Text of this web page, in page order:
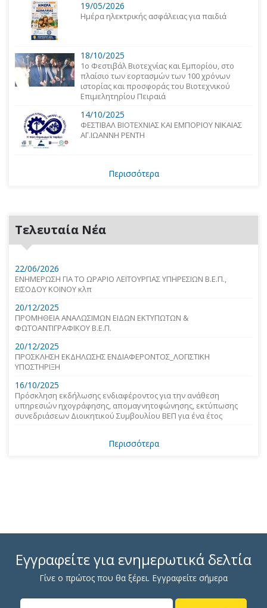
19/05/2026
Ημέρα ηλεκτρικής ασφάλειας για παιδιά
18/10/2025
1o Φεστιβάλ Βιοτεχνίας και Εμπορίου, στο
πλαίσιο των εορτασμών των 100 χρόνων
ιστορίας και προσφοράς του Βιοτεχνικού
Επιμελητηρίου Πειραιά
14/10/2025
ΦΕΣΤΙΒΑΛ ΒΙΟΤΕΧΝΙΑΣ ΚΑΙ ΕΜΠΟΡΙΟΥ ΝΙΚΑΙΑΣ
ΑΓ.ΙΩΑΝΝΗ ΡΕΝΤΗ
Περισσότερα
Τελευταία Νέα
22/06/2026
ΕΝΗΜΕΡΩΣΗ ΓΙΑ ΤΟ ΩΡΑΡΙΟ ΛΕΙΤΟΥΡΓΙΑΣ ΥΠΗΡΕΣΙΩΝ Β.Ε.Π.,
ΕΙΣΟΔΟΥ ΚΟΙΝΟΥ κλπ
20/12/2025
ΠΡΟΜΗΘΕΙΑ ΑΝΑΛΩΣΙΜΩΝ ΕΙΔΩΝ ΕΚΤΥΠΩΤΩΝ &
ΦΩΤΟΑΝΤΙΓΡΑΦΙΚΟΥ Β.Ε.Π.
20/12/2025
ΠΡΟΣΚΛΗΣΗ ΕΚΔΗΛΩΣΗΣ ΕΝΔΙΑΦΕΡΟΝΤΟΣ_ΛΟΓΙΣΤΙΚΗ
ΥΠΟΣΤΗΡΙΞΗ
16/10/2025
Πρόσκληση εκδήλωσης ενδιαφέροντος για την ανάθεση
υπηρεσιών ηχογράφησης, απομαγνητοφώνησης, εκτύπωσης
συνεδριάσεων Διοικητικού Συμβουλίου ΒΕΠ για ένα έτος
Περισσότερα
Εγγραφείτε για ενημερωτικά δελτία
Γίνε ο πρώτος που θα ξέρει. Εγγραφείτε σήμερα